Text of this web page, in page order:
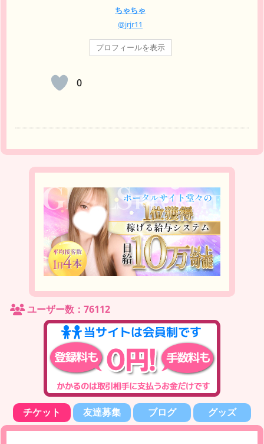
ちゃちゃ
@jrjr11
プロフィールを表示
0
ユーザー数：76112
チケット 友達募集 ブログ グッズ